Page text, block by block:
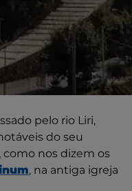
pelo rio Liri,
do seu
nos dizem os
, na antiga igreja